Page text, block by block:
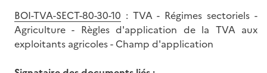
BOI-TVA-SECT-80-30-10 : TVA - Régimes sectoriels -
Agriculture - Règles d'application de la TVA aux
exploitants agricoles - Champ d'application